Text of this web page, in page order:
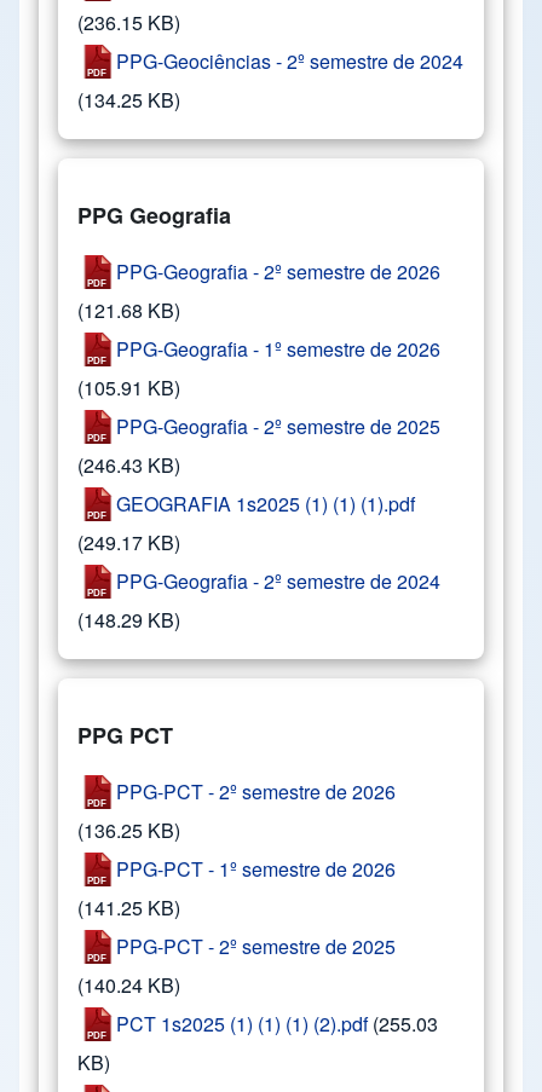
(236.15 KB)
PPG-Geociências - 2º semestre de 2024
(134.25 KB)
PPG Geografia
PPG-Geografia - 2º semestre de 2026
(121.68 KB)
PPG-Geografia - 1º semestre de 2026
(105.91 KB)
PPG-Geografia - 2º semestre de 2025
(246.43 KB)
GEOGRAFIA 1s2025 (1) (1) (1).pdf
(249.17 KB)
PPG-Geografia - 2º semestre de 2024
(148.29 KB)
PPG PCT
PPG-PCT - 2º semestre de 2026
(136.25 KB)
PPG-PCT - 1º semestre de 2026
(141.25 KB)
PPG-PCT - 2º semestre de 2025
(140.24 KB)
PCT 1s2025 (1) (1) (1) (2).pdf (255.03
KB)